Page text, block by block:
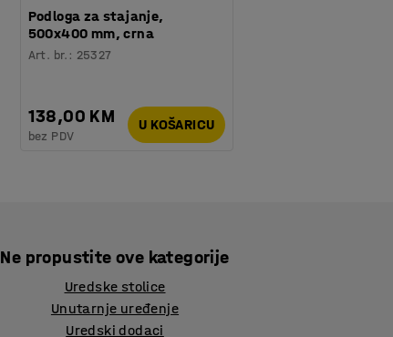
Podloga za stajanje,
500x400 mm, crna
Art. br. : 25327
138,00 KM
bez PDV
U KOŠARICU
Ne propustite ove kategorije
Uredske stolice
Unutarnje uređenje
Uredski dodaci